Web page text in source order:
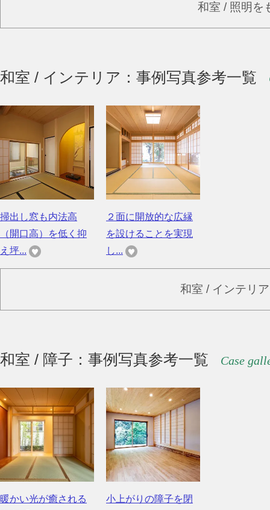
和室 / 照明を
和室 / インテリア：事例写真参考一覧
掃出し窓も内法高
（開口高）を低く抑
え坪...
２面に開放的な広縁
を設けることを実現
し...
和室 / インテリ
和室 / 障子：事例写真参考一覧 Case
暖かい光が癒される
小上がりの障子を閉